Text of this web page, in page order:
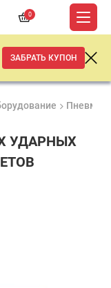
0
ЗАБРАТЬ КУПОН
УДАРНЫХ